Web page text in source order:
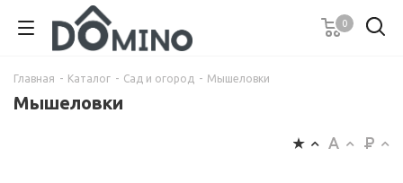
0
Главная - Каталог - Сад и огород - Мышеловки
Мышеловки